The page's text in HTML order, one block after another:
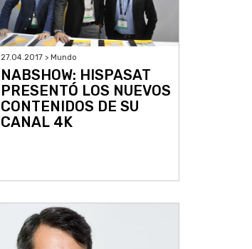
27.04.2017 > Mundo
NABSHOW: HISPASAT
PRESENTÓ LOS NUEVOS
CONTENIDOS DE SU
CANAL 4K